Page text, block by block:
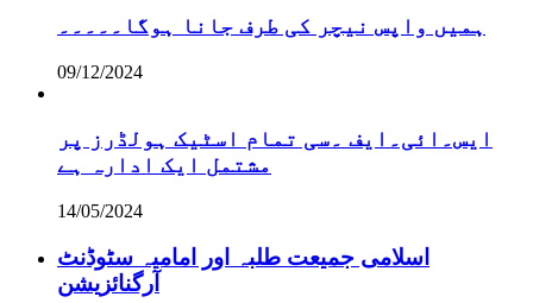
ہمیں واپس نیچر کی طرف جانا ہوگا۔۔۔۔۔
09/12/2024
ایس۔ائی۔ایف ۔سی تمام اسٹیک ہولڈرز پر
مشتمل ایک ادارہ ہے
14/05/2024
اسلامی جمیعت طلبہ اور امامیہ سٹوڈنٹ
آرگنائزیشن